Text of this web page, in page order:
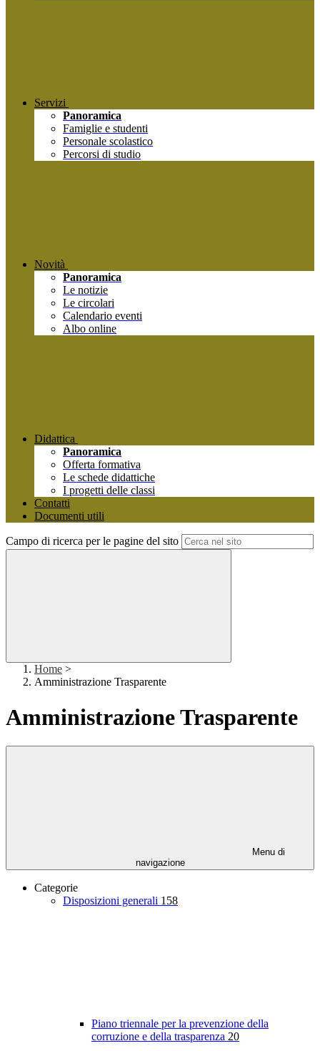
Servizi
Panoramica
Famiglie e studenti
Personale scolastico
Percorsi di studio
Novità
Panoramica
Le notizie
Le circolari
Calendario eventi
Albo online
Didattica
Panoramica
Offerta formativa
Le schede didattiche
I progetti delle classi
Contatti
Documenti utili
Campo di ricerca per le pagine del sito
Home >
Amministrazione Trasparente
Amministrazione Trasparente
Menu di
navigazione
Categorie
Disposizioni generali 158
Piano triennale per la prevenzione della
corruzione e della trasparenza 20